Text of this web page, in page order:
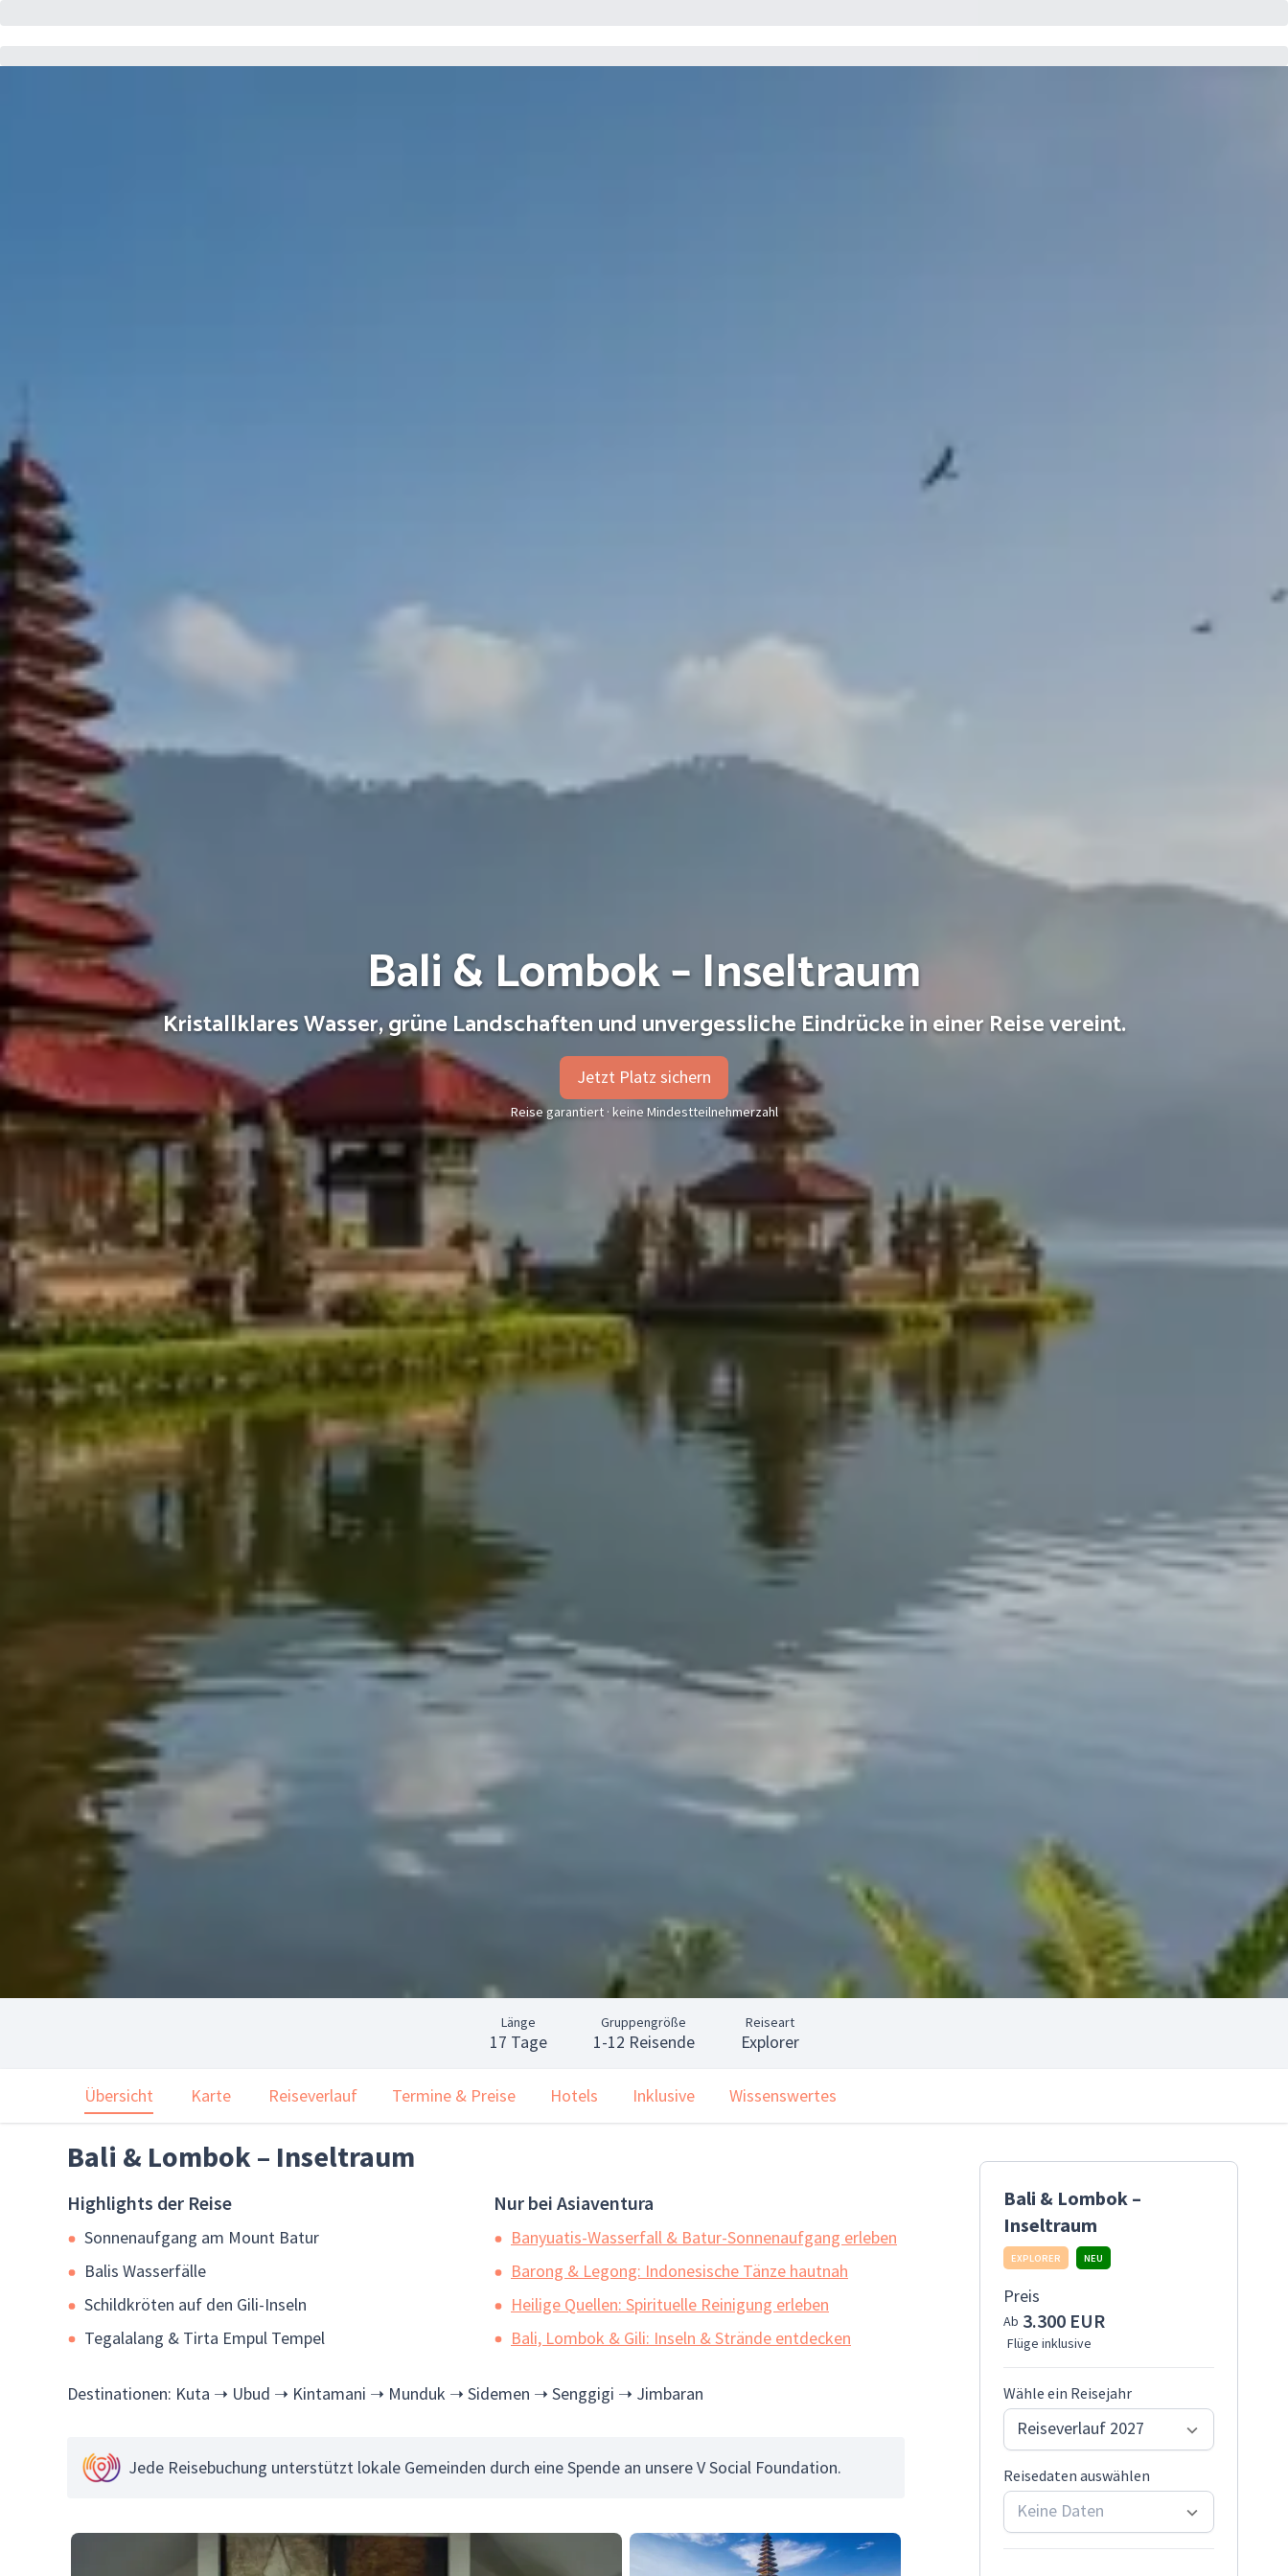
Bali & Lombok – Inseltraum
Kristallklares Wasser, grüne Landschaften und unvergessliche Eindrücke in einer Reise vereint.
Jetzt Platz sichern
Reise garantiert · keine Mindestteilnehmerzahl
Länge
17 Tage
Gruppengröße
1-12 Reisende
Reiseart
Explorer
Übersicht Karte Reiseverlauf Termine & Preise Hotels Inklusive Wissenswertes
Bali & Lombok – Inseltraum
Highlights der Reise
Sonnenaufgang am Mount Batur
Balis Wasserfälle
Schildkröten auf den Gili-Inseln
Tegalalang & Tirta Empul Tempel
Nur bei Asiaventura
Banyuatis-Wasserfall & Batur-Sonnenaufgang erleben
Barong & Legong: Indonesische Tänze hautnah
Heilige Quellen: Spirituelle Reinigung erleben
Bali, Lombok & Gili: Inseln & Strände entdecken
Destinationen: Kuta ➝ Ubud ➝ Kintamani ➝ Munduk ➝ Sidemen ➝ Senggigi ➝ Jimbaran
Jede Reisebuchung unterstützt lokale Gemeinden durch eine Spende an unsere V Social Foundation.
Bali & Lombok –
Inseltraum
EXPLORER NEU
Preis
Ab 3.300 EUR
Flüge inklusive
Wähle ein Reisejahr
Reiseverlauf 2027
Reisedaten auswählen
Keine Daten